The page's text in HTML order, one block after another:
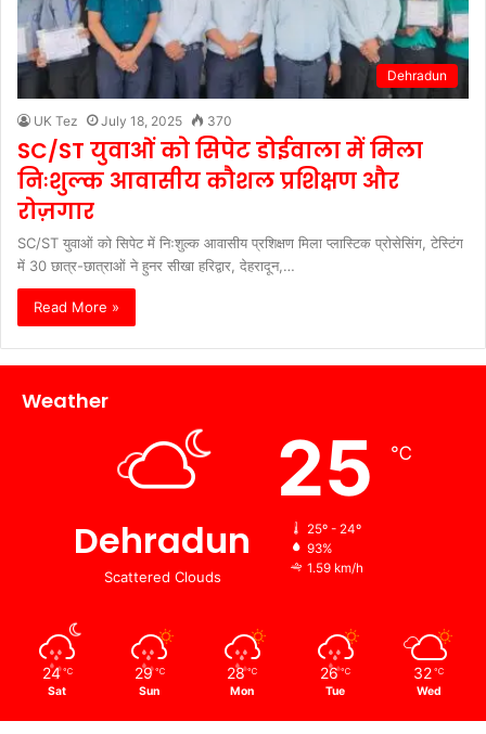
Dehradun
UK Tez July 18, 2025 370
SC/ST युवाओं को सिपेट डोईवाला में मिला
निःशुल्क आवासीय कौशल प्रशिक्षण और
रोज़गार
SC/ST युवाओं को सिपेट में निःशुल्क आवासीय प्रशिक्षण मिला प्लास्टिक प्रोसेसिंग, टेस्टिंग
में 30 छात्र-छात्राओं ने हुनर सीखा हरिद्वार, देहरादून,…
Read More »
Weather
Dehradun
Scattered Clouds
25 ℃
25º - 24º
93%
1.59 km/h
24 ℃
Sat
29 ℃
Sun
28 ℃
Mon
26 ℃
Tue
32 ℃
Wed